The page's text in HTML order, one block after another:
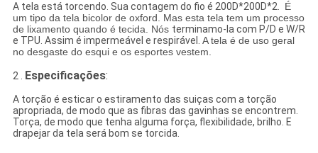
A tela está torcendo. Sua contagem do fio é 200D*200D*2. É
um tipo da tela bicolor de oxford. Mas esta tela tem um processo
de lixamento quando é tecida. Nós terminamo-la com P/D e W/R
e TPU. Assim é impermeável e respirável. A tela é de uso geral
no desgaste do esqui e os esportes vestem.
2 . Especificações:
A torção é esticar o estiramento das suiças com a torção
apropriada, de modo que as fibras das gavinhas se encontrem.
Torça, de modo que tenha alguma força, flexibilidade, brilho. E
drapejar da tela será bom se torcida.